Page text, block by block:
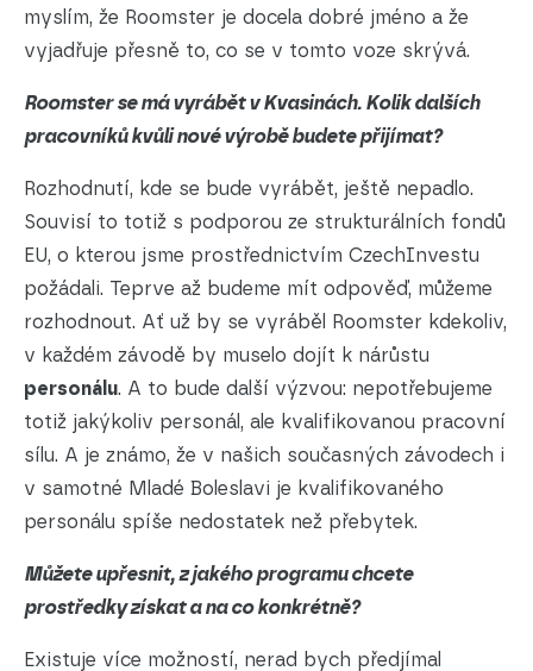
myslím, že Roomster je docela dobré jméno a že
vyjadřuje přesně to, co se v tomto voze skrývá.
Roomster se má vyrábět v Kvasinách. Kolik dalších
pracovníků kvůli nové výrobě budete přijímat?
Rozhodnutí, kde se bude vyrábět, ještě nepadlo.
Souvisí to totiž s podporou ze strukturálních fondů
EU, o kterou jsme prostřednictvím CzechInvestu
požádali. Teprve až budeme mít odpověď, můžeme
rozhodnout. Ať už by se vyráběl Roomster kdekoliv,
v každém závodě by muselo dojít k nárůstu
personálu. A to bude další výzvou: nepotřebujeme
totiž jakýkoliv personál, ale kvalifikovanou pracovní
sílu. A je známo, že v našich současných závodech i
v samotné Mladé Boleslavi je kvalifikovaného
personálu spíše nedostatek než přebytek.
Můžete upřesnit, z jakého programu chcete
prostředky získat a na co konkrétně?
Existuje více možností, nerad bych předjímal